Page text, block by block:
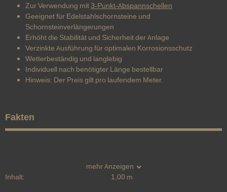
Zur Verwendung mit3-Punkt-Abspannschellen
Geeignet für Edelstahlschornsteine und
Schornsteinverlängerungen
Erhöht die Stabilität und Sicherheit der Anlage
Verzinkte Ausführung für optimalen Korrosionsschutz
Wetterbeständig und langlebig
Individuell nach benötigter Länge bestellbar
Hinweis: Der Preis gilt pro laufendem Meter.
Fakten
mehr Anzeigen
Produkteigenschaft
Wert
Inhalt: 1,00 m